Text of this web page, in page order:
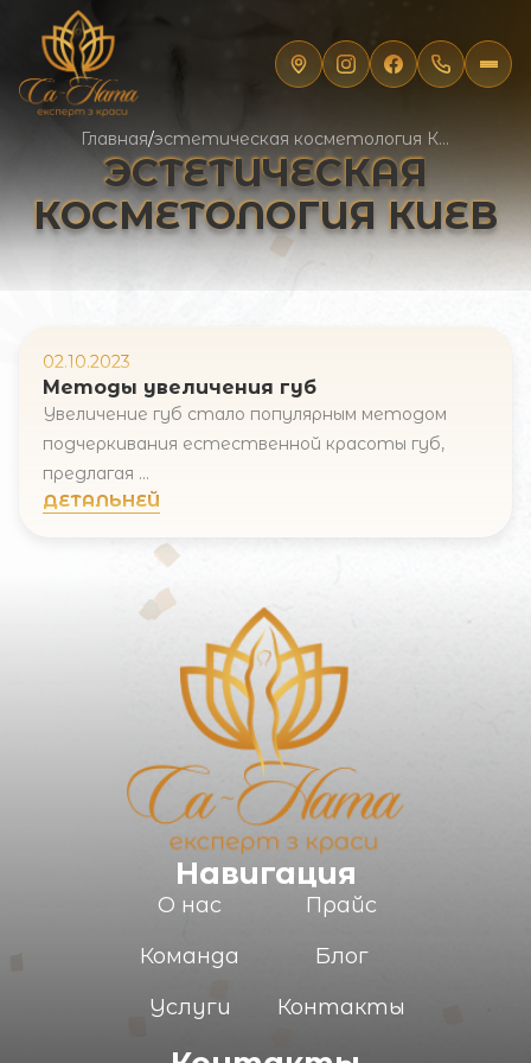
Главная/ эстетическая косметология Киев
ЭСТЕТИЧЕСКАЯ
КОСМЕТОЛОГИЯ КИЕВ
02.10.2023
Методы увеличения губ
Увеличение губ стало популярным методом
подчеркивания естественной красоты губ,
предлагая ...
ДЕТАЛЬНЕЙ
Навигация
О нас
Команда
Услуги
Прайс
Блог
Контакты
Запись онлайн
Ваш e-mail